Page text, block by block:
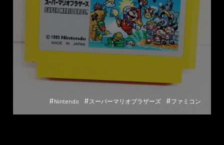
#Nintendo # スーパーマリオブラザーズ #ファミコン